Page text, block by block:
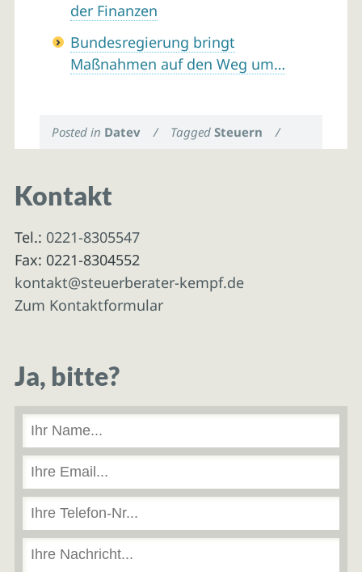
der Finanzen
Bundesregierung bringt
Maßnahmen auf den Weg um…
Posted in Datev / TaggedSteuern /
Kontakt
Tel.: 0221-8305547
Fax: 0221-8304552
kontakt@steuerberater-kempf.de
Zum Kontaktformular
Ja, bitte?